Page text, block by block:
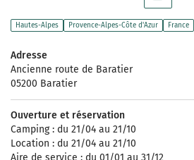
Hautes-Alpes Provence-Alpes-Côte d'Azur France
Adresse
Ancienne route de Baratier
05200 Baratier
Ouverture et réservation
Camping : du 21/04 au 21/10
Location : du 21/04 au 21/10
Aire de service : du 01/01 au 31/12